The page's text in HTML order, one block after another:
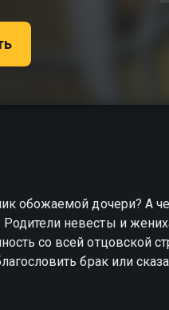
обожаемой дочери? А
невесты и
со всей отцовской
брак или
1 сезон сериала Битва